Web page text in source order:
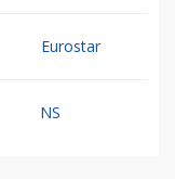
Eurostar
NS